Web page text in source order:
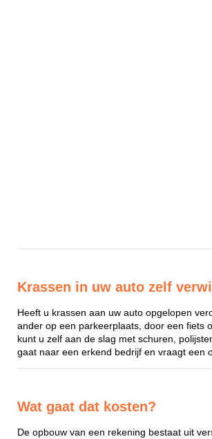
Krassen in uw auto zelf
Heeft u krassen aan uw auto opgelopen
ander op een parkeerplaats, door een fiets
kunt u zelf aan de slag met schuren,
gaat naar een erkend bedrijf en vraagt een
Wat gaat dat kosten?
De opbouw van een rekening bestaat uit